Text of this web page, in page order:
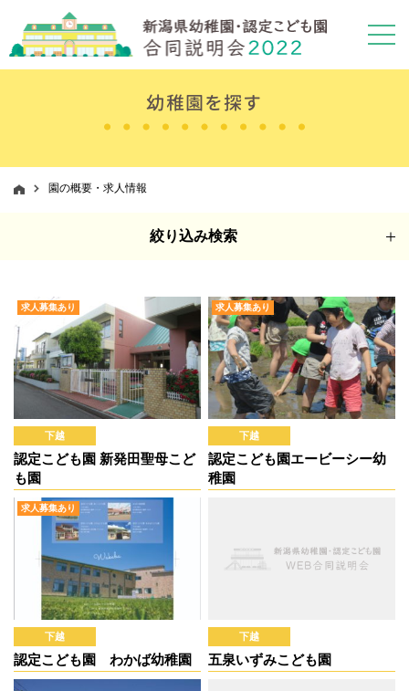
幼稚園を探す
園の概要・求人情報
絞り込み検索
求人募集あり
下越
認定こども園 新発田聖母こど
も園
求人募集あり
下越
認定こども園エービーシー幼
稚園
求人募集あり
下越
認定こども園 わかば幼稚園
下越
五泉いずみこども園